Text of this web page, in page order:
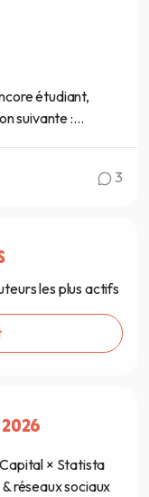
étudiant,
suivante :...
3
les plus actifs
2026
× Statista
réseaux sociaux